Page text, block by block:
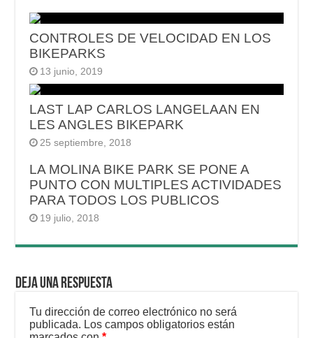
CONTROLES DE VELOCIDAD EN LOS
BIKEPARKS
13 junio, 2019
LAST LAP CARLOS LANGELAAN EN
LES ANGLES BIKEPARK
25 septiembre, 2018
LA MOLINA BIKE PARK SE PONE A
PUNTO CON MULTIPLES ACTIVIDADES
PARA TODOS LOS PUBLICOS
19 julio, 2018
Deja una respuesta
Tu dirección de correo electrónico no será
publicada. Los campos obligatorios están